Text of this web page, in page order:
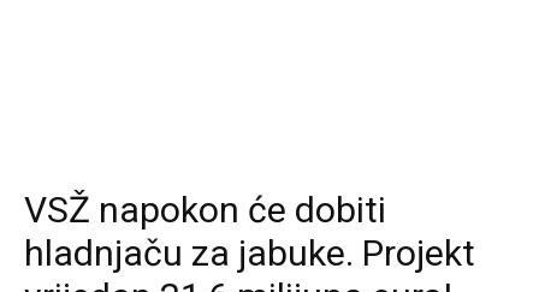
VSŽ napokon će dobiti
hladnjaču za jabuke. Projekt